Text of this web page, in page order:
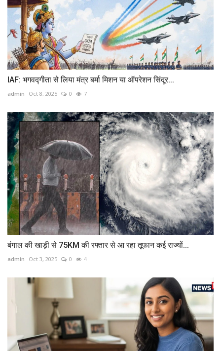
IAF: भगवद्गीता से लिया मंत्र बर्मा मिशन या ऑपरेशन सिंदूर...
admin Oct 8, 2025 0 7
बंगाल की खाड़ी से 75KM की रफ्तार से आ रहा तूफान कई राज्यों...
admin Oct 3, 2025 0 4